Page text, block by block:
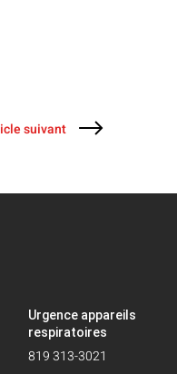
suivant
Urgence appareils
respiratoires
819 313-3021